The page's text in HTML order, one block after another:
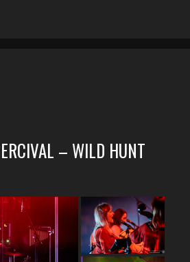
– WILD HUNT